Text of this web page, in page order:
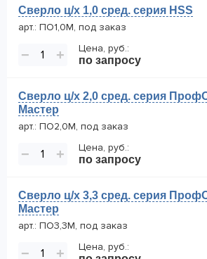
Сверло ц/х 1,0 сред. серия HSS
арт.: ПО1,0М, под заказ
− +
Цена, руб.:
по запросу
Сверло ц/х 2,0 сред. серия
Мастер
арт.: ПО2,0М, под заказ
− +
Цена, руб.:
по запросу
Сверло ц/х 3,3 сред. серия
Мастер
арт.: ПО3,3М, под заказ
− +
Цена, руб.: